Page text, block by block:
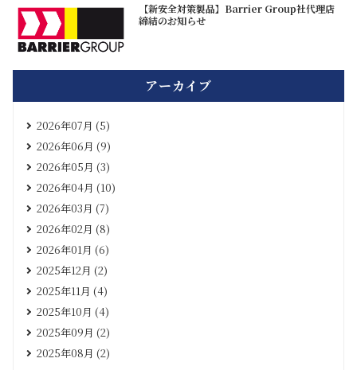
【新安全対策製品】Barrier Group社代理店
締結のお知らせ
アーカイブ
2026年07月 (5)
2026年06月 (9)
2026年05月 (3)
2026年04月 (10)
2026年03月 (7)
2026年02月 (8)
2026年01月 (6)
2025年12月 (2)
2025年11月 (4)
2025年10月 (4)
2025年09月 (2)
2025年08月 (2)